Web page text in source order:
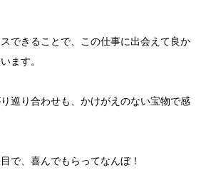
できることで、この仕事に出会えて良か
ます。
巡り合わせも、かけがえのない宝物で感
で、喜んでもらってなんぼ！